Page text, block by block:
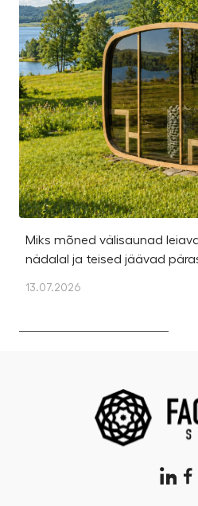
Miks mõned välisaunad
nädalal ja teised jäävad
13.07.2026